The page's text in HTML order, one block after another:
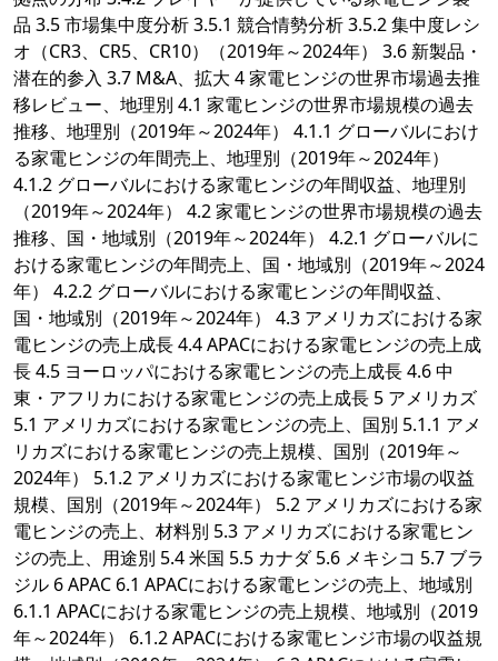
品 3.5 市場集中度分析 3.5.1 競合情勢分析 3.5.2 集中度レシ
オ（CR3、CR5、CR10）（2019年～2024年） 3.6 新製品・
潜在的参入 3.7 M&A、拡大 4 家電ヒンジの世界市場過去推
移レビュー、地理別 4.1 家電ヒンジの世界市場規模の過去
推移、地理別（2019年～2024年） 4.1.1 グローバルにおけ
る家電ヒンジの年間売上、地理別（2019年～2024年）
4.1.2 グローバルにおける家電ヒンジの年間収益、地理別
（2019年～2024年） 4.2 家電ヒンジの世界市場規模の過去
推移、国・地域別（2019年～2024年） 4.2.1 グローバルに
おける家電ヒンジの年間売上、国・地域別（2019年～2024
年） 4.2.2 グローバルにおける家電ヒンジの年間収益、
国・地域別（2019年～2024年） 4.3 アメリカズにおける家
電ヒンジの売上成長 4.4 APACにおける家電ヒンジの売上成
長 4.5 ヨーロッパにおける家電ヒンジの売上成長 4.6 中
東・アフリカにおける家電ヒンジの売上成長 5 アメリカズ
5.1 アメリカズにおける家電ヒンジの売上、国別 5.1.1 アメ
リカズにおける家電ヒンジの売上規模、国別（2019年～
2024年） 5.1.2 アメリカズにおける家電ヒンジ市場の収益
規模、国別（2019年～2024年） 5.2 アメリカズにおける家
電ヒンジの売上、材料別 5.3 アメリカズにおける家電ヒン
ジの売上、用途別 5.4 米国 5.5 カナダ 5.6 メキシコ 5.7 ブラ
ジル 6 APAC 6.1 APACにおける家電ヒンジの売上、地域別
6.1.1 APACにおける家電ヒンジの売上規模、地域別（2019
年～2024年） 6.1.2 APACにおける家電ヒンジ市場の収益規